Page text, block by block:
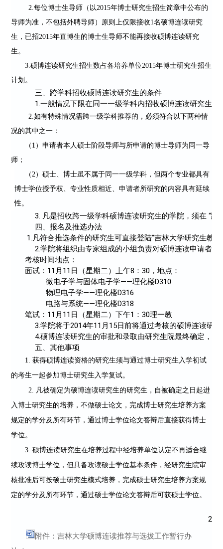
2.每位博士生导师（以 2015年博士研究生招生简章中公布的
导师为准，不包括外聘导师）原则上仅限接收1名硕博连读研究
生，已招2015年直博生的博士生导师不能再接收硕博连读研究
生。
3.硕博连读研究生招生数占各培养单位2015年博士研究生招生
计划。
     三、跨学科招收硕博连读研究生的条件
     1.一般情况下限在同一一级学科内招收硕博连读研究生；
2.如有特殊情况需跨一级学科推荐的，必须符合以下两种情
况的其中之一：
（ 1 ）申请者本人硕士阶段导师与所申请的博士导师为同一导
师；
（ 2 ）硕士、博士虽不属于同一一级学科，但两个专业都具有
博士学位授予权、专业性质相近、申请者所研究的内容具有延续
性。
3. 凡是招收跨一级学科硕博连读研究生的学院，须在
     四、报名及推选办法
1.凡符合推选条件的研究生可直接登陆“吉林大学研究生教
2.学院将组织由专家组成的小组负责对硕博连读申请
考核时间地点：
面试：11月11日（星期二）上午8：30，地点：
微电子学与固体电子学——理化楼D310
物理电子学——理化楼D316
电路与系统——理化楼D318
笔试：11月11日（星期二）下午1：30理一教
3.学院将于2014年11月15日前将通过考核的硕博连读
4.硕博连读研究生的审批和录取由研究生院最终确定
     五、其他事项
1.
获得硕博连读资格的研究生须与通过博士研究生入学初试
的考生一起参加博士研究生入学复试。
2.
凡被确定为硕博连读研究生的研究生，自被确定之日起进
入博士研究生的培养，不做硕士论文， 完成博士研究生培养方案
规定的学分及所有环节，通过博士学位论文答辩后直接获得博士
学位。
3.硕博连读研究生在培养过程中经培养单位认定不再适合继
续攻读博士学位，但具备攻读硕士学位基本条件，经研究生院审
核批准后可按硕士研究生模式培养， 完成硕士研究生培养方案规
定的学分及所有环节，通过硕士学位论文答辩后可获硕士学位。
附件：吉林大学硕博连读推荐与选拔工作暂行办